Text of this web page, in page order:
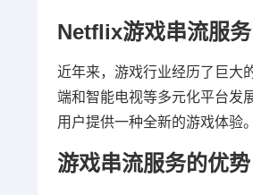
Netflix游戏串流服
近年来，游戏行业经历了巨大
端和智能电视等多元化平台发
用户提供一种全新的游戏体验。
游戏串流服务的优势